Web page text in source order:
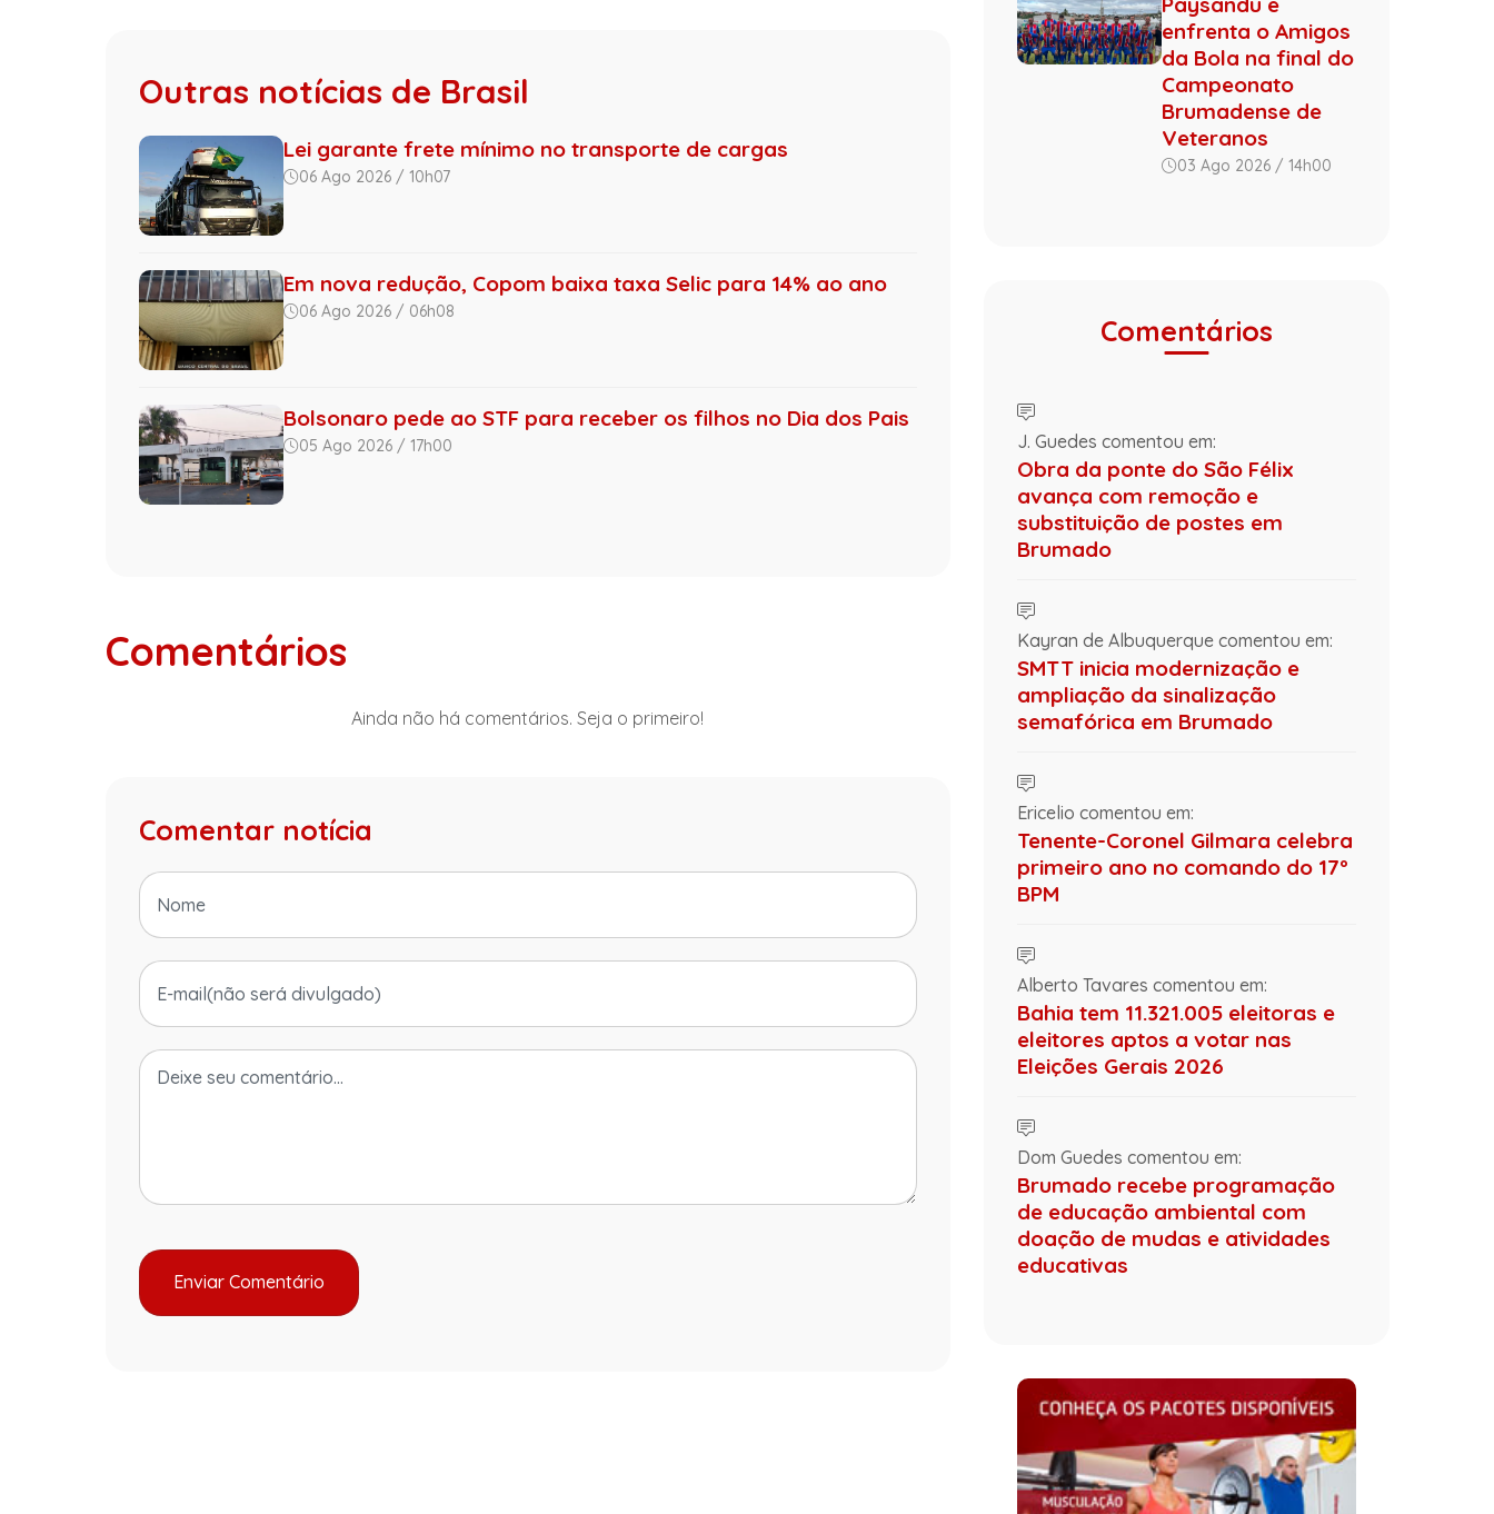
Outras notícias de Brasil
Lei garante frete mínimo no transporte de cargas
06 Ago 2026 / 10h07
Em nova redução, Copom baixa taxa Selic para 14% ao ano
06 Ago 2026 / 06h08
Bolsonaro pede ao STF para receber os filhos no Dia dos Pais
05 Ago 2026 / 17h00
Comentários
Ainda não há comentários. Seja o primeiro!
Comentar notícia
enfrenta o Amigos
da Bola na final do
Campeonato
Brumadense de
Veteranos
03 Ago 2026 / 14h00
Comentários
J. Guedes comentou em:
Obra da ponte do São Félix
avança com remoção e
substituição de postes em
Brumado
Kayran de Albuquerque comentou em:
SMTT inicia modernização e
ampliação da sinalização
semafórica em Brumado
Ericelio comentou em:
Tenente-Coronel Gilmara celebra
primeiro ano no comando do 17º
BPM
Alberto Tavares comentou em:
Bahia tem 11.321.005 eleitoras e
eleitores aptos a votar nas
Eleições Gerais 2026
Dom Guedes comentou em:
Brumado recebe programação
de educação ambiental com
doação de mudas e atividades
educativas